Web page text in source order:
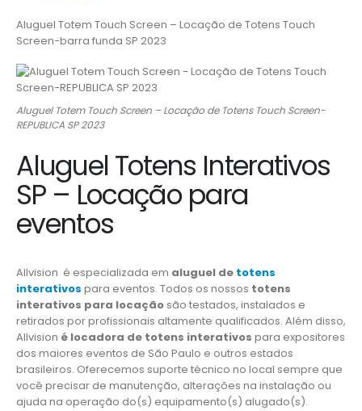
Aluguel Totem Touch Screen – Locação de Totens Touch
Screen-barra funda SP 2023
Aluguel Totem Touch Screen – Locação de Totens Touch Screen-
REPUBLICA SP 2023
Aluguel Totens Interativos
SP – Locação para
eventos
Allvision é especializada em aluguel de totens
interativos para eventos. Todos os nossos totens
interativos para locação são testados, instalados e
retirados por profissionais altamente qualificados. Além disso,
Allvision é locadora de totens interativos para expositores
dos maiores eventos de São Paulo e outros estados
brasileiros. Oferecemos suporte técnico no local sempre que
você precisar de manutenção, alterações na instalação ou
ajuda na operação do(s) equipamento(s) alugado(s).